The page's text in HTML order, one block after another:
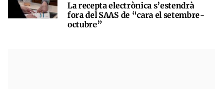
La recepta electrònica s’estendrà
fora del SAAS de “cara el setembre-
octubre”